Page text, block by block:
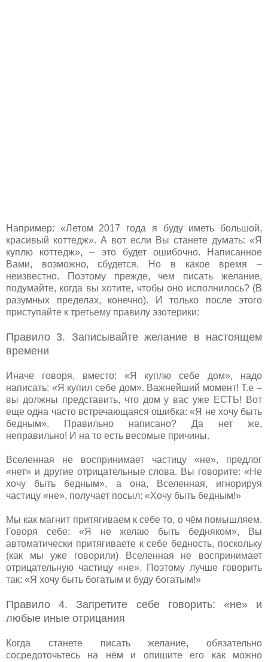
Например: «Летом 2017 года я буду иметь большой,
красивый коттедж». А вот если Вы станете думать: «Я
куплю коттедж», – это будет ошибочно. Написанное
Вами, возможно, сбудется. Но в какое время –
неизвестно. Поэтому прежде, чем писать желание,
подумайте, когда вы хотите, чтобы оно исполнилось? (В
разумных пределах, конечно). И только после этого
приступайте к третьему правилу эзотерики:
Правило 3. Записывайте желание в настоящем
времени
Иначе говоря, вместо: «Я куплю себе дом», надо
написать: «Я купил себе дом». Важнейший момент! Т.е –
вы должны представить, что дом у вас уже ЕСТЬ! Вот
еще одна часто встречающаяся ошибка: «Я не хочу быть
бедным». Правильно написано? Да нет же,
неправильно! И на то есть весомые причины.
Вселенная не воспринимает частицу «не», предлог
«нет» и другие отрицательные слова. Вы говорите: «Не
хочу быть бедным», а она, Вселенная, игнорируя
частицу «не», получает посыл: «Хочу быть бедным!»
Мы как магнит притягиваем к себе то, о чём помышляем.
Говоря себе: «Я не желаю быть бедняком», Вы
автоматически притягиваете к себе бедность, поскольку
(как мы уже говорили) Вселенная не воспринимает
отрицательную частицу «не». Поэтому лучше говорить
так: «Я хочу быть богатым и буду богатым!»
Правило 4. Запретите себе говорить: «не» и
любые иные отрицания
Когда станете писать желание, обязательно
сосредоточьтесь на нём и опишите его как можно